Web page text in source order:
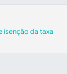
isenção da taxa